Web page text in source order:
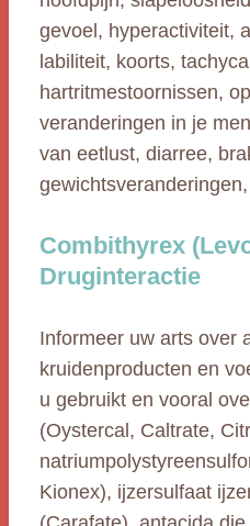
gevoel, hyperactiviteit,
labiliteit, koorts,
hartritmestoornissen,
veranderingen in je
van eetlust, diarree,
Combithyrex
Druginteractie
Informeer uw arts over
kruidenproducten en
u gebruikt en vooral
(Oystercal, Caltrate,
Kionex), ijzersulfaat